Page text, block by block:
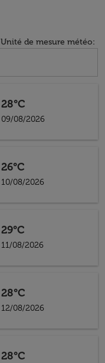
Unité de mesure météo:
28°C
09/08/2026
26°C
10/08/2026
29°C
11/08/2026
28°C
12/08/2026
28°C